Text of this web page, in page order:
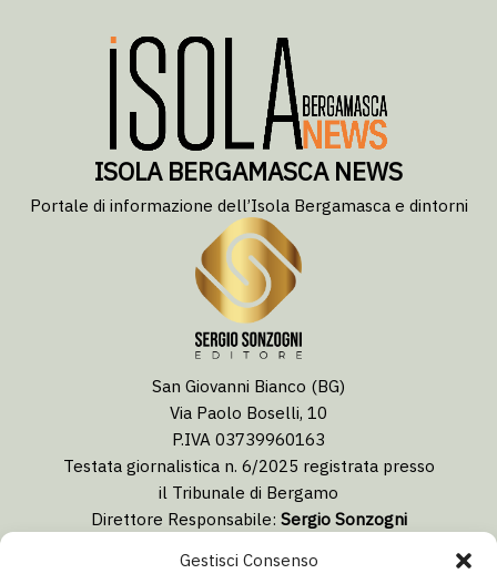
Gestisci Consenso
ISOLA BERGAMASCA NEWS
Portale di informazione dell’Isola Bergamasca e dintorni
San Giovanni Bianco (BG)
Via Paolo Boselli, 10
P.IVA 03739960163
Testata giornalistica n. 6/2025 registrata presso
il Tribunale di Bergamo
Direttore Responsabile: Sergio Sonzogni
redazione@isolabergamascanews.it